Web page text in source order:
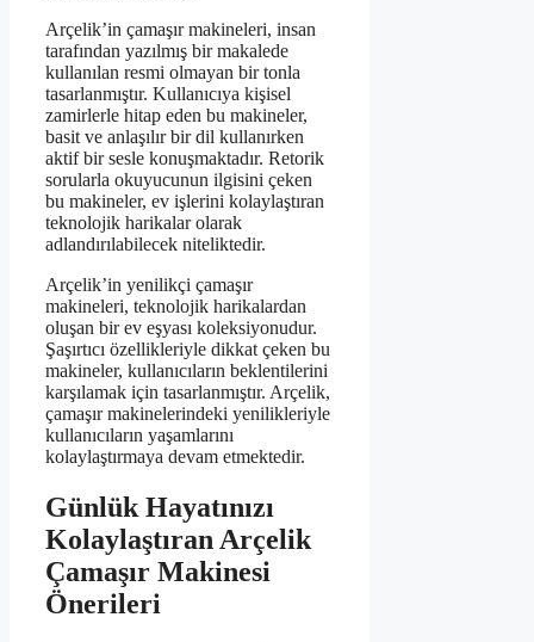
Arçelik’in çamaşır makineleri, insan
tarafından yazılmış bir makalede
kullanılan resmi olmayan bir tonla
tasarlanmıştır. Kullanıcıya kişisel
zamirlerle hitap eden bu makineler,
basit ve anlaşılır bir dil kullanırken
aktif bir sesle konuşmaktadır. Retorik
sorularla okuyucunun ilgisini çeken
bu makineler, ev işlerini kolaylaştıran
teknolojik harikalar olarak
adlandırılabilecek niteliktedir.
Arçelik’in yenilikçi çamaşır
makineleri, teknolojik harikalardan
oluşan bir ev eşyası koleksiyonudur.
Şaşırtıcı özellikleriyle dikkat çeken bu
makineler, kullanıcıların beklentilerini
karşılamak için tasarlanmıştır. Arçelik,
çamaşır makinelerindeki yenilikleriyle
kullanıcıların yaşamlarını
kolaylaştırmaya devam etmektedir.
Günlük Hayatınızı
Kolaylaştıran Arçelik
Çamaşır Makinesi
Önerileri